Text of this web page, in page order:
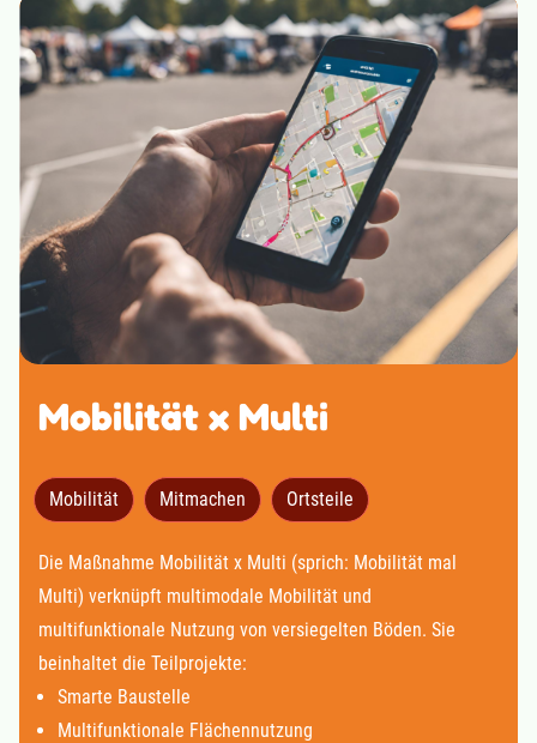
Mobilität x Multi
Mobilität Mitmachen Ortsteile
Die Maßnahme Mobilität x Multi (sprich: Mobilität mal
Multi) verknüpft multimodale Mobilität und
multifunktionale Nutzung von versiegelten Böden. Sie
beinhaltet die Teilprojekte:
Smarte Baustelle
Multifunktionale Flächennutzung